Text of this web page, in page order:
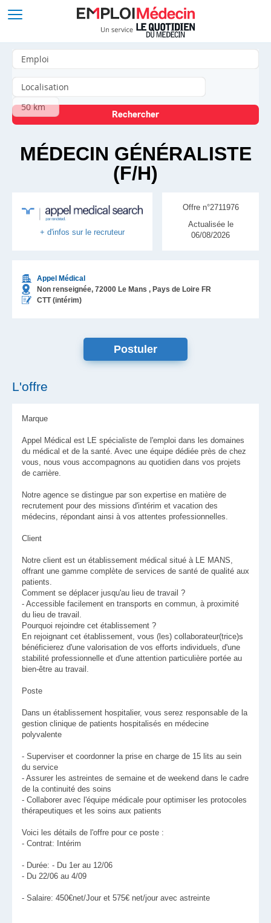
MÉDECIN GÉNÉRALISTE
(F/H)
+ d'infos sur le recruteur
Appel Médical
Non renseignée, 72000 Le Mans , Pays de Loire FR
CTT (intérim)
Offre n°2711976
Actualisée le
06/08/2026
L'offre
Marque
Appel Médical est LE spécialiste de l'emploi dans les domaines
du médical et de la santé. Avec une équipe dédiée près de chez
vous, nous vous accompagnons au quotidien dans vos projets
de carrière.
Notre agence se distingue par son expertise en matière de
recrutement pour des missions d'intérim et vacation des
médecins, répondant ainsi à vos attentes professionnelles.
Client
Notre client est un établissement médical situé à LE MANS,
offrant une gamme complète de services de santé de qualité aux
patients.
Comment se déplacer jusqu'au lieu de travail ?
- Accessible facilement en transports en commun, à proximité
du lieu de travail.
Pourquoi rejoindre cet établissement ?
En rejoignant cet établissement, vous (les) collaborateur(trice)s
bénéficierez d'une valorisation de vos efforts individuels, d'une
stabilité professionnelle et d'une attention particulière portée au
bien-être au travail.
Poste
Dans un établissement hospitalier, vous serez responsable de la
gestion clinique de patients hospitalisés en médecine
polyvalente
- Superviser et coordonner la prise en charge de 15 lits au sein
du service
- Assurer les astreintes de semaine et de weekend dans le cadre
de la continuité des soins
- Collaborer avec l'équipe médicale pour optimiser les protocoles
thérapeutiques et les soins aux patients
Voici les détails de l'offre pour ce poste :
- Contrat: Intérim
- Durée: - Du 1er au 12/06
- Du 22/06 au 4/09
- Salaire: 450€net/Jour et 575€ net/jour avec astreinte